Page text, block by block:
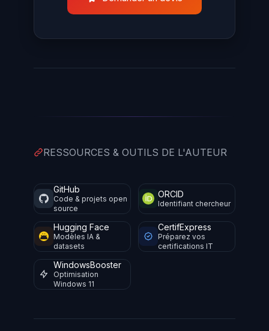
RESSOURCES & OUTILS DE L'AUTEUR
GitHub
Code & projets open
source
ORCID
Identifiant chercheur
Hugging Face
Modèles IA &
datasets
CertifExpress
Préparez vos
certifications IT
WindowsBooster
Optimisation
Windows 11